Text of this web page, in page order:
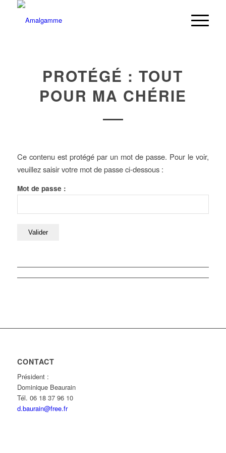
PROTÉGÉ : TOUT
POUR MA CHÉRIE
Ce contenu est protégé par un mot de passe. Pour le voir,
veuillez saisir votre mot de passe ci-dessous :
Mot de passe :
CONTACT
Président :
Dominique Beaurain
Tél. 06 18 37 96 10
d.baurain@free.fr